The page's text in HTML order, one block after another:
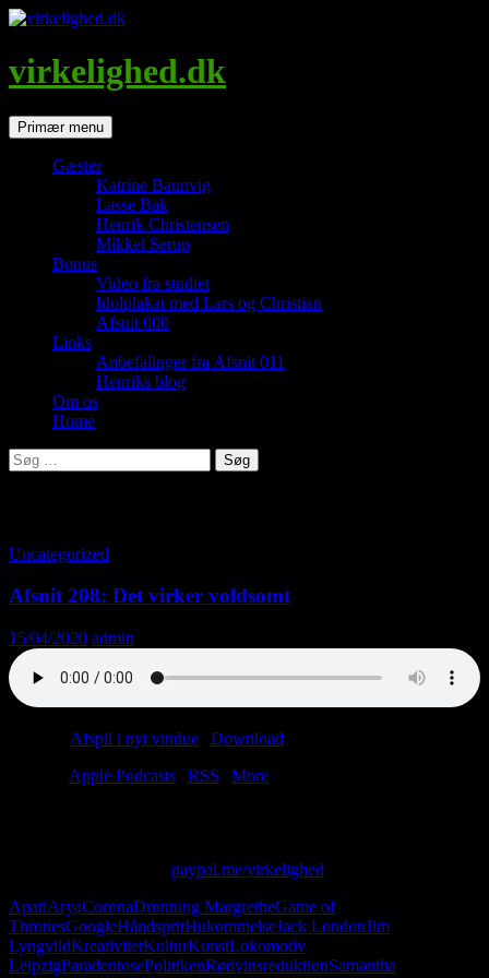
Hop
indhold
virkelighed.dk
SøgPrimær menu
Gæster
Katrine Baunvig
Lasse Bak
Henrik Christensen
Mikkel Serup
Bonus
Video fra studiet
Idolplakat med Lars og Christian
Afsnit 000
Links
Anbefalinger fra Afsnit 011
Henriks blog
Om os
Home
Søg
efter:
Uncategorized
Afsnit 208: Det virker voldsomt
15/04/2020 admin
Afspil i nyt vindue Download
Apple Podcasts RSS
More
paypal.me/virkelighed
ApatiAryaCoronaDronning MargretheGame of
ThronesGoogleHåndspritHukommelseJack LondonJim
LyngvildKreativitetKulturKunstLokomotiv
LeipzigParadentosePolitikenRødvinsreduktionSamantha